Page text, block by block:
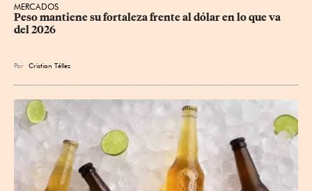
MERCADOS
Peso mantiene su fortaleza frente al dólar en lo que va
del 2026
Por Cristian Téllez